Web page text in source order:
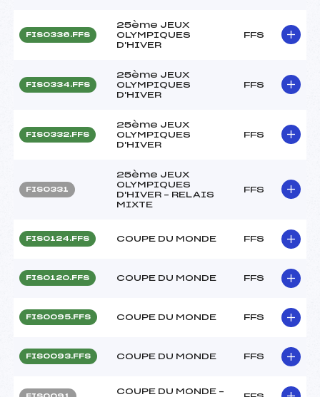
FIS0336.FFS
25ème JEUX
OLYMPIQUES
D'HIVER
FFS
FIS0334.FFS
25ème JEUX
OLYMPIQUES
D'HIVER
FFS
FIS0332.FFS
25ème JEUX
OLYMPIQUES
D'HIVER
FFS
FIS0331
25ème JEUX
OLYMPIQUES
D'HIVER – RELAIS
MIXTE
FFS
FIS0124.FFS COUPE DU MONDE FFS
FIS0120.FFS COUPE DU MONDE FFS
FIS0095.FFS COUPE DU MONDE FFS
FIS0093.FFS COUPE DU MONDE FFS
COUPE DU MONDE –